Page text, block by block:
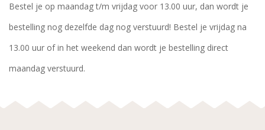
Bestel je op maandag t/m vrijdag voor 13.00 uur, dan wordt je
bestelling nog dezelfde dag nog verstuurd! Bestel je vrijdag na
13.00 uur of in het weekend dan wordt je bestelling direct
maandag verstuurd.